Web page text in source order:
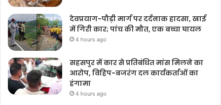
देवप्रयाग-पौड़ी मार्ग पर दर्दनाक हादसा, खाई
में गिरी कार; पांच की मौत, एक बच्चा घायल
4 hours ago
सहसपुर में कार से प्रतिबंधित मांस मिलने का
आरोप, विहिप-बजरंग दल कार्यकर्ताओं का
हंगामा
4 hours ago